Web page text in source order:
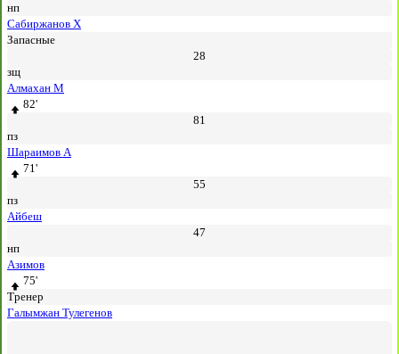
нп
Сабиржанов Х
Запасные
28
зщ
Алмахан М
82'
81
пз
Шараимов А
71'
55
пз
Айбеш
47
нп
Азимов
75'
Тренер
Галымжан Тулегенов